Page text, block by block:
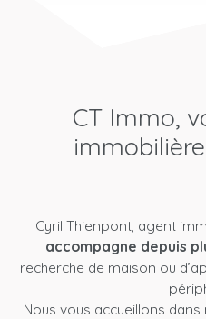
CT Immo,
Cyril Thienpont, agent
accompagne depuis
recherche de maison ou
Nous vous accueillons